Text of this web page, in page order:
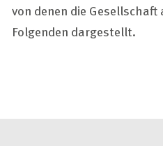
von denen die
Folgenden dargestellt.